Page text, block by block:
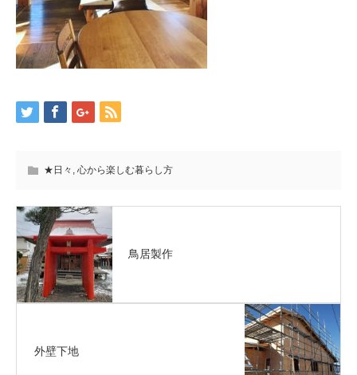
★日々 , 心から楽しむ暮らし方
鳥居製作
外壁下地